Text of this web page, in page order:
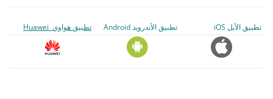
تطبيق الأبل iOS تطبيق الأندرويد Android تطبيق هواوي Huawei